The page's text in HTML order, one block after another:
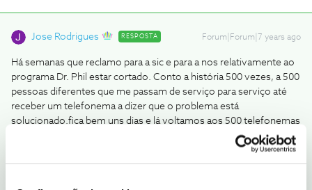
Jose Rodrigues RESPOSTA Forum|Forum|7 years ago
Há semanas que reclamo para a sic e para a nos relativamente ao
programa Dr. Phil estar cortado. Conto a história 500 vezes, a 500
pessoas diferentes que me passam de serviço para serviço até
receber um telefonema a dizer que o problema está
solucionado.fica bem uns dias e lá voltamos aos 500 telefonemas
Enfim! Mesmo de terceiro mundo. As chefias não devem ter